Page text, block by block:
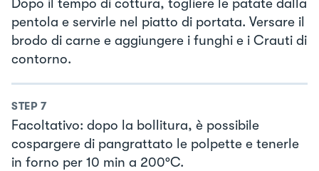
Dopo il tempo di cottura, togliere le patate dalla
pentola e servirle nel piatto di portata. Versare il
brodo di carne e aggiungere i funghi e i Crauti di
contorno.
STEP 7
Facoltativo: dopo la bollitura, è possibile
cospargere di pangrattato le polpette e tenerle
in forno per 10 min a 200°C.